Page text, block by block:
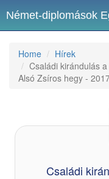
Német-diplomások
Home
Hírek
Családi kirándulás
Alsó Zsíros hegy -
Családi